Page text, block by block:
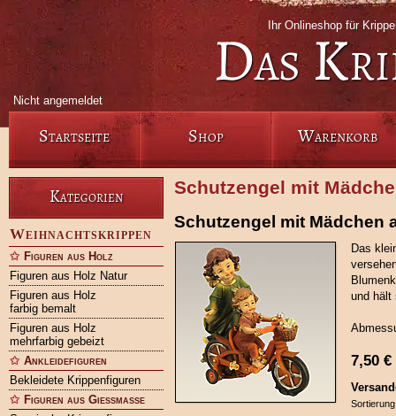
Ihr Onlineshop für
Das
Nicht angemeldet
Startseite Shop Warenkorb
Kategorien
Weihnachtskrippen
Figuren aus Holz
Figuren aus Holz Natur
Figuren aus Holz
farbig bemalt
Figuren aus Holz
mehrfarbig gebeizt
Ankleidefiguren
Bekleidete Krippenfiguren
Figuren aus Gießmasse
Schutzengel mit
Schutzengel mit Mädchen
Das
und hält
7,50 €